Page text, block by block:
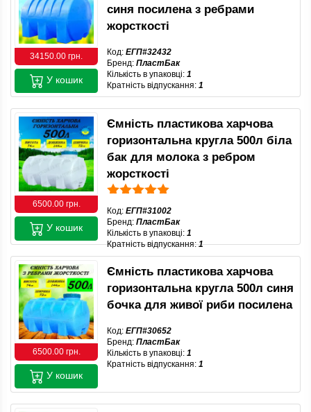
34150.00 грн.
синя посилена з ребрами
жорсткості
Код: ЕГП#32432
Бренд: ПластБак
Кількість в упаковці: 1
Кратність відпускання: 1
У кошик
6500.00 грн.
Ємність пластикова харчова
горизонтальна кругла 500л біла
бак для молока з ребром
жорсткості
Код: ЕГП#31002
Бренд: ПластБак
Кількість в упаковці: 1
Кратність відпускання:1
У кошик
6500.00 грн.
Ємність пластикова харчова
горизонтальна кругла 500л синя
бочка для живої риби посилена
Код: ЕГП#30652
Бренд: ПластБак
Кількість в упаковці: 1
Кратність відпускання: 1
У кошик